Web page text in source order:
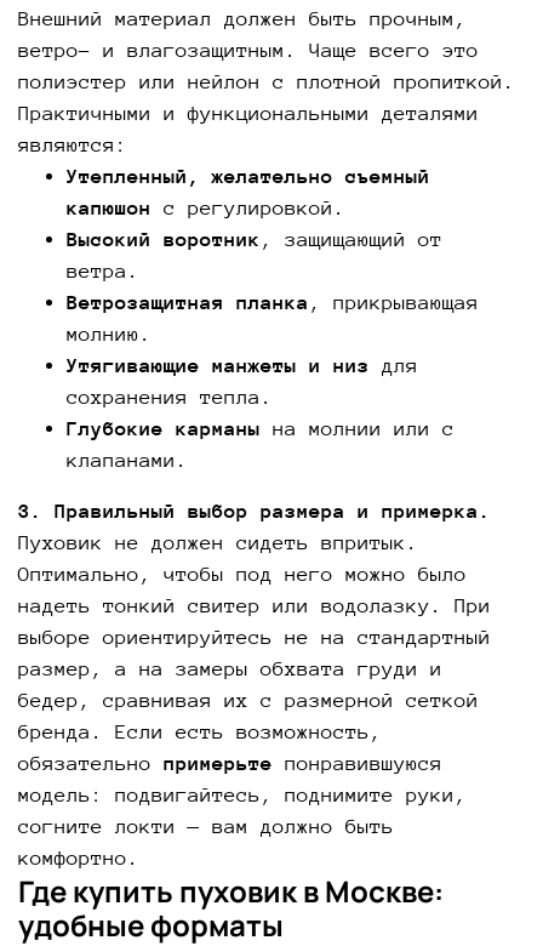
Внешний материал должен быть прочным,
ветро- и влагозащитным. Чаще всего это
полиэстер или нейлон с плотной пропиткой.
Практичными и функциональными деталями
являются:
Утепленный, желательно съемный
капюшон
с регулировкой.
Высокий воротник , защищающий от
ветра.
Ветрозащитная планка , прикрывающая
молнию.
Утягивающие манжеты и низ
для
сохранения тепла.
Глубокие карманы на молнии или с
клапанами.
3. Правильный выбор размера и примерка.
Пуховик не должен сидеть впритык.
Оптимально, чтобы под него можно было
надеть тонкий свитер или водолазку. При
выборе ориентируйтесь не на стандартный
размер, а на замеры обхвата груди и
бедер, сравнивая их с размерной сеткой
бренда. Если есть возможность,
обязательно примерьте понравившуюся
модель: подвигайтесь, поднимите руки,
согните локти — вам должно быть
комфортно.
Где купить пуховик в Москве:
удобные форматы